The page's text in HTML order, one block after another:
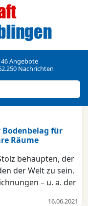
Angebote
Nachrichten
für
Räume
behaupten, der
der Welt zu sein.
– u. a. der
16.06.2021